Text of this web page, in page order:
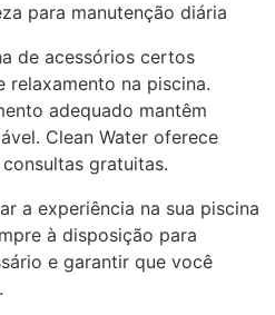
para manutenção diária
de acessórios certos
relaxamento na piscina.
adequado mantêm
Clean Water oferece
gratuitas.
a experiência na sua piscina
à disposição para
e garantir que você